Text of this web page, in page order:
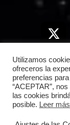
t
w
i
t
t
e
r
Utilizamos
ofreceros la
preferencias
“ACEPTAR”,
las cookies
posible. Leer más